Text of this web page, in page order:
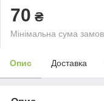
70 ₴
Мінімальна сума
Опис Доставка